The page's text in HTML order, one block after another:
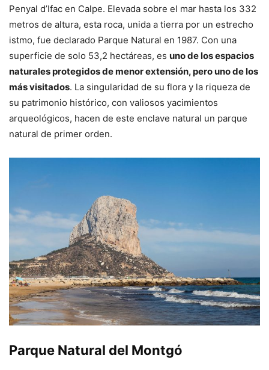
Penyal d’Ifac en Calpe. Elevada sobre el mar hasta los 332
metros de altura, esta roca, unida a tierra por un estrecho
istmo, fue declarado Parque Natural en 1987. Con una
superficie de solo 53,2 hectáreas, es uno de los espacios
naturales protegidos de menor extensión, pero uno de los
más visitados. La singularidad de su flora y la riqueza de
su patrimonio histórico, con valiosos yacimientos
arqueológicos, hacen de este enclave natural un parque
natural de primer orden.
Parque Natural del Montgó